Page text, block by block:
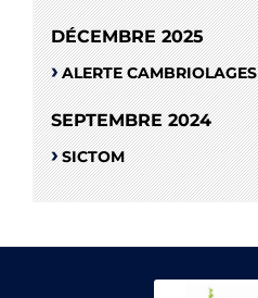
DÉCEMBRE 2025
ALERTE CAMBRIOLAGES
SEPTEMBRE 2024
SICTOM